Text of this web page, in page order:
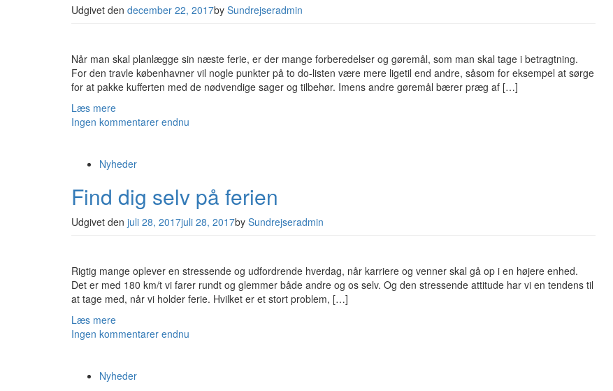
Udgivet den december 22, 2017by Sundrejseradmin
Når man skal planlægge sin næste ferie, er der mange forberedelser og gøremål, som man skal tage i betragtning.
For den travle københavner vil nogle punkter på to do-listen være mere ligetil end andre, såsom for eksempel at sørge
for at pakke kufferten med de nødvendige sager og tilbehør. Imens andre gøremål bærer præg af […]
Læs mere
Ingen kommentarer endnu
Nyheder
Find dig selv på ferien
Udgivet den juli 28, 2017juli 28, 2017by Sundrejseradmin
Rigtig mange oplever en stressende og udfordrende hverdag, når karriere og venner skal gå op i en højere enhed.
Det er med 180 km/t vi farer rundt og glemmer både andre og os selv. Og den stressende attitude har vi en tendens til
at tage med, når vi holder ferie. Hvilket er et stort problem, […]
Læs mere
Ingen kommentarer endnu
Nyheder